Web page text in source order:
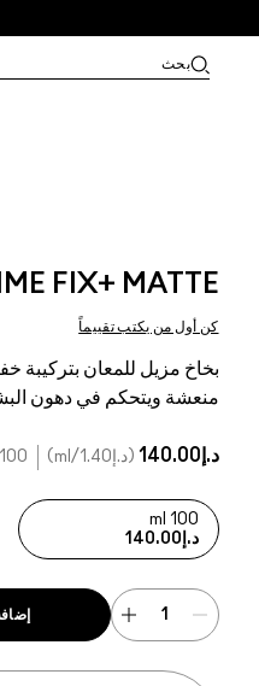
بحث
FIX+ MATTE
كن أول من يكتب تقييماً
بخاخ مزيل للمعان بتركيبة
منعشة ويتحكم في دهون
د.إ140.00 د.إ1.40 /ml
100 ml
100 ml
د.إ140.00